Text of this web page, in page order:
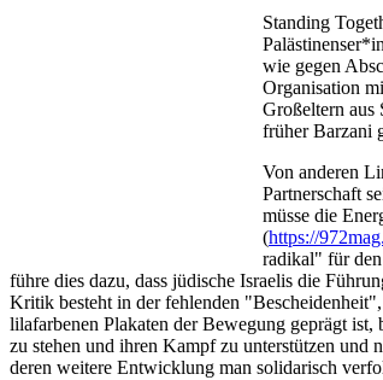
Standing
wie gegen
Organisation
Großeltern aus
früher Barzani
Von anderen
Partnerschaft
müsse die
(https://
radikal" für
führe dies dazu, dass jüdische Israelis die
Kritik besteht in der fehlenden
lilafarbenen Plakaten der Bewegung geprägt ist,
zu stehen und ihren Kampf zu unterstützen und
deren weitere Entwicklung man solidarisch